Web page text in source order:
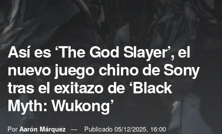
Así es ‘The God Slayer’, el
nuevo juego chino de Sony
tras el exitazo de ‘Black
Myth: Wukong’
Por Aarón Márquez Publicado 05/12/2025, 16:00